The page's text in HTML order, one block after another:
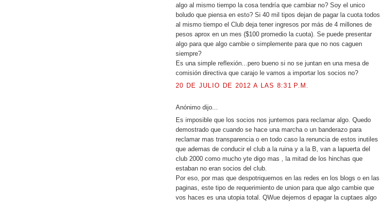
algo al mismo tiempo la cosa tendría que cambiar no? Soy el unico
boludo que piensa en esto? Si 40 mil tipos dejan de pagar la cuota todos
al mismo tiempo el Club deja tener ingresos por más de 4 millones de
pesos aprox en un mes ($100 promedio la cuota). Se puede presentar
algo para que algo cambie o simplemente para que no nos caguen
siempre?
Es una simple reflexión...pero bueno si no se juntan en una mesa de
comisión directiva que carajo le vamos a importar los socios no?
20 DE JULIO DE 2012 A LAS 8:31 P.M.
Anónimo dijo...
Es imposible que los socios nos juntemos para reclamar algo. Quedo
demostrado que cuando se hace una marcha o un banderazo para
reclamar mas transparencia o en todo caso la renuncia de estos inutiles
que ademas de conducir el club a la ruina y a la B, van a lapuerta del
club 2000 como mucho yte digo mas , la mitad de los hinchas que
estaban no eran socios del club.
Por eso, por mas que despotriquemos en las redes en los blogs o en las
paginas, este tipo de requerimiento de union para que algo cambie que
vos haces es una utopia total. QWue dejemos d epagar la cuptaes algo